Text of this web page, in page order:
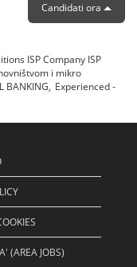
Candidati ora
ISP Company ISP
i mikro
BANKING, Experienced -
(AREA JOBS)